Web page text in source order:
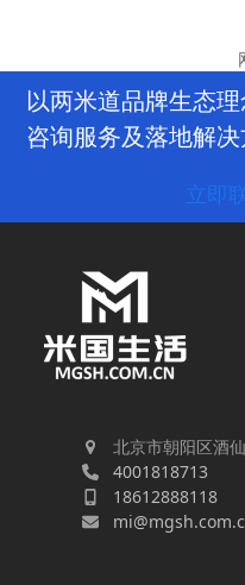
以两米道品牌生态
咨询服务及落地解决
立即
北京市朝阳区酒
4001818713
18612888118